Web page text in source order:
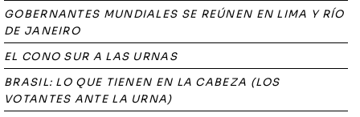
GOBERNANTES MUNDIALES SE REÚNEN EN LIMA Y RÍO
DE JANEIRO
EL CONO SUR A LAS URNAS
BRASIL: LO QUE TIENEN EN LA CABEZA (LOS
VOTANTES ANTE LA URNA)